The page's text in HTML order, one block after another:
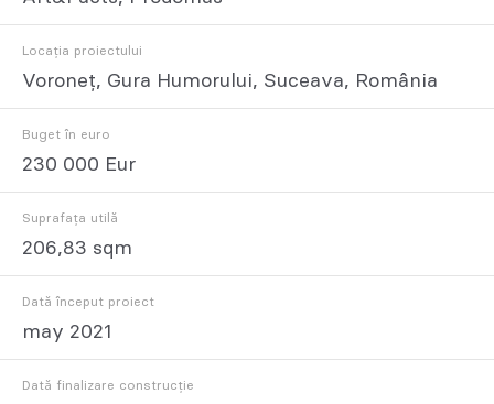
Locația proiectului
Voroneț, Gura Humorului, Suceava, România
Buget în euro
230 000 Eur
Suprafața utilă
206,83 sqm
Dată început proiect
may 2021
Dată finalizare construcție